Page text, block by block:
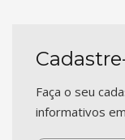
Faça o seu
informativos